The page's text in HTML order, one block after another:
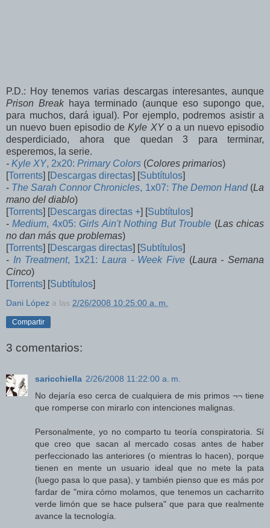
P.D.: Hoy tenemos varias descargas interesantes, aunque
Prison Breakhaya terminado (aunque eso supongo que,
para muchos, dará igual). Por ejemplo, podremos asistir a
un nuevo buen episodio deKyle XYo a un nuevo episodio
desperdiciado, ahora que quedan 3 para terminar,
esperemos, la serie.
- Kyle XY, 2x20: Primary Colors (Colores primarios)
[Torrents] [Descargas directas] [Subtítulos]
- The Sarah Connor Chronicles, 1x07: The Demon Hand(La
mano del diablo)
[Torrents] [Descargas directas +] [Subtítulos]
-Medium, 4x05:Girls Ain't Nothing But Trouble (Las chicas
no dan más que problemas)
[Torrents] [Descargas directas] [Subtítulos]
- In Treatment, 1x21: Laura - Week Five(Laura - Semana
Cinco)
[Torrents] [Subtítulos]
Dani López a las 2/26/2008 10:25:00 a. m.
Compartir
3 comentarios:
saricchiella 2/26/2008 11:22:00 a. m.
No dejaría eso cerca de cualquiera de mis primos ¬¬ tiene
que romperse con mirarlo con intenciones malignas.
Personalmente, yo no comparto tu teoría conspiratoria. Sí
que creo que sacan al mercado cosas antes de haber
perfeccionado las anteriores (o mientras lo hacen), porque
tienen en mente un usuario ideal que no mete la pata
(luego pasa lo que pasa), y también pienso que es más por
fardar de "mira cómo molamos, que tenemos un cacharrito
verde limón que se hace pulsera" que para que realmente
avance la tecnología.